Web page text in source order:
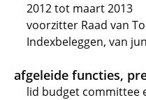
2012 tot maart 2013
voorzitter Raad van
Indexbeleggen, van
afgeleide functies,
lid budget committee